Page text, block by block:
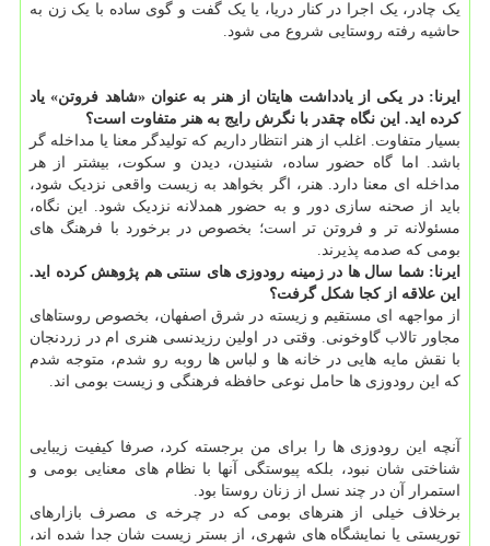
یک چادر، یک اجرا در کنار دریا، یا یک گفت و گوی ساده با یک زن به
حاشیه رفته روستایی شروع می شود.
ایرنا: در یکی از یادداشت هایتان از هنر به عنوان «شاهد فروتن» یاد
کرده اید. این نگاه چقدر با نگرش رایج به هنر متفاوت است؟
بسیار متفاوت. اغلب از هنر انتظار داریم که تولیدگر معنا یا مداخله گر
باشد. اما گاه حضور ساده، شنیدن، دیدن و سکوت، بیشتر از هر
مداخله ای معنا دارد. هنر، اگر بخواهد به زیست واقعی نزدیک شود،
باید از صحنه سازی دور و به حضور همدلانه نزدیک شود. این نگاه،
مسئولانه تر و فروتن تر است؛ بخصوص در برخورد با فرهنگ های
بومی که صدمه پذیرند.
ایرنا: شما سال ها در زمینه رودوزی های سنتی هم پژوهش کرده اید.
این علاقه از کجا شکل گرفت؟
از مواجهه ای مستقیم و زیسته در شرق اصفهان، بخصوص روستاهای
مجاور تالاب گاوخونی. وقتی در اولین رزیدنسی هنری ام در زردنجان
با نقش مایه هایی در خانه ها و لباس ها روبه رو شدم، متوجه شدم
که این رودوزی ها حامل نوعی حافظه فرهنگی و زیست بومی اند.
آنچه این رودوزی ها را برای من برجسته کرد، صرفا کیفیت زیبایی
شناختی شان نبود، بلکه پیوستگی آنها با نظام های معنایی بومی و
استمرار آن در چند نسل از زنان روستا بود.
برخلاف خیلی از هنرهای بومی که در چرخه ی مصرف بازارهای
توریستی یا نمایشگاه های شهری، از بستر زیست شان جدا شده اند،